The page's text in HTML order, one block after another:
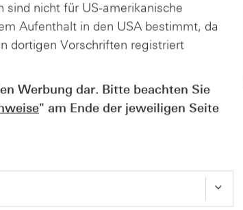
Zertifikate
nicht für US-amerikanische
Aufenthalt in den USA bestimmt, da
dortigen Vorschriften registriert
Werbung dar. Bitte beachten Sie
" am Ende der jeweiligen Seite